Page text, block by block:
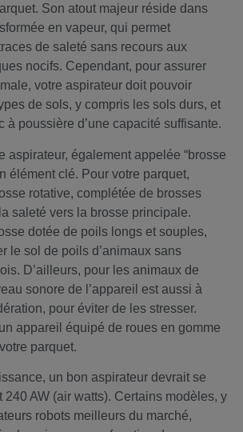
Son atout majeur réside dans
en vapeur, qui permet
de saleté sans recours aux
nocifs. Cependant, pour assurer
votre aspirateur doit pouvoir
de sols, y compris les sols durs, et
à poussière d’une capacité suffisante.
aspirateur, également appelée “brosse
élément clé. Pour votre parquet,
rotative, complétée de brosses
saleté vers la brosse principale.
dotée de poils longs et souples,
le sol de poils d’animaux sans
D’ailleurs, pour les animaux de
sonore de l’appareil est aussi à
pour éviter de les stresser.
appareil équipé de roues en gomme
parquet.
un bon aspirateur devrait se
240 AW (air watts). Certains modèles, y
robots meilleurs du marché,